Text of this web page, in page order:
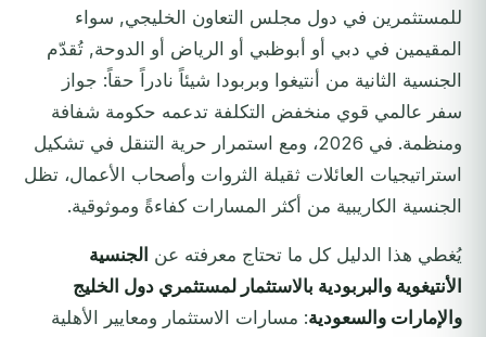
للمستثمرين في دول مجلس التعاون الخليجي, سواء
المقيمين في دبي أو أبوظبي أو الرياض أو الدوحة, تُقدّم
الجنسية الثانية من أنتيغوا وبربودا شيئاً نادراً حقاً: جواز
سفر عالمي قوي منخفض التكلفة تدعمه حكومة شفافة
ومنظمة. في 2026، ومع استمرار حرية التنقل في تشكيل
استراتيجيات العائلات ثقيلة الثروات وأصحاب الأعمال، تظل
الجنسية الكاريبية من أكثر المسارات كفاءةً وموثوقية.
يُغطي هذا الدليل كل ما تحتاج معرفته عن الجنسية
الأنتيغوية والبربودية بالاستثمار لمستثمري دول الخليج
والإمارات والسعودية: مسارات الاستثمار ومعايير الأهلية